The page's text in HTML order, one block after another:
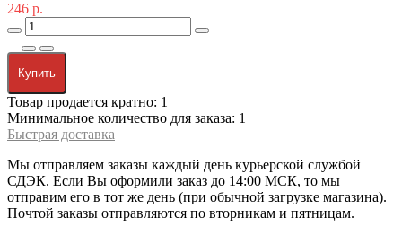
246 р.
Купить
Товар продается кратно: 1
Минимальное количество для заказа: 1
Быстрая доставка
Мы отправляем заказы каждый день курьерской службой
СДЭК. Если Вы оформили заказ до 14:00 МСК, то мы
отправим его в тот же день (при обычной загрузке магазина).
Почтой заказы отправляются по вторникам и пятницам.